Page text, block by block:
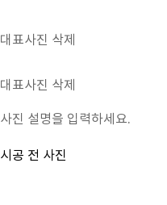
대표사진 삭제
대표사진 삭제
사진 설명을 입력하세요.
시공 전 사진